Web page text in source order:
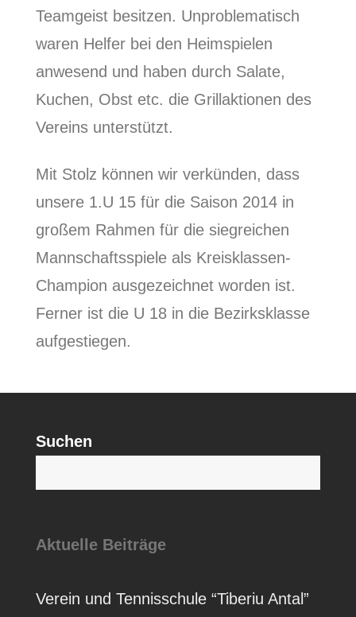
Teamgeist besitzen. Unproblematisch
waren Helfer bei den Heimspielen
anwesend und haben durch Salate,
Kuchen, Obst etc. die Grillaktionen des
Vereins unterstützt.
Mit Stolz können wir verkünden, dass
unsere 1.U 15 für die Saison 2014 in
großem Rahmen für die siegreichen
Mannschaftsspiele als Kreisklassen-
Champion ausgezeichnet worden ist.
Ferner ist die U 18 in die Bezirksklasse
aufgestiegen.
Suchen
Aktuelle Beiträge
Verein und Tennisschule “Tiberiu Antal”